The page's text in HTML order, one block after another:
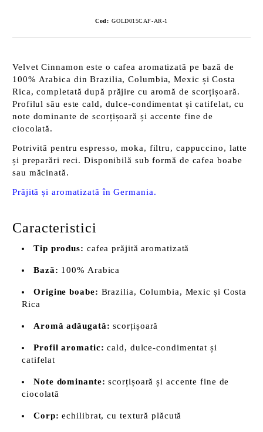
Cod: GOLD015CAF-AR-1
Velvet Cinnamon este o cafea aromatizată pe bază de
100% Arabica din Brazilia, Columbia, Mexic și Costa
Rica, completată după prăjire cu aromă de scorțișoară.
Profilul său este cald, dulce-condimentat și catifelat, cu
note dominante de scorțișoară și accente fine de
ciocolată.
Potrivită pentru espresso, moka, filtru, cappuccino, latte
și preparări reci. Disponibilă sub formă de cafea boabe
sau măcinată.
Prăjită și aromatizată în Germania.
Caracteristici
Tip produs: cafea prăjită aromatizată
Bază: 100% Arabica
Origine boabe: Brazilia, Columbia, Mexic și Costa
Rica
Aromă adăugată: scorțișoară
Profil aromatic: cald, dulce-condimentat și
catifelat
Note dominante: scorțișoară și accente fine de
ciocolată
Corp: echilibrat, cu textură plăcută